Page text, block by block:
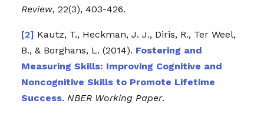
Review, 22(3), 403-426.
Kautz, T., Heckman, J. J., Diris, R., Ter Weel,
B., & Borghans, L. (2014). Fostering and
Measuring Skills: Improving Cognitive and
Noncognitive Skills to Promote Lifetime
Success. NBER Working Paper.